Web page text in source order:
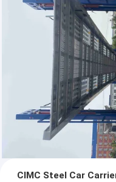
CIMC Steel Car